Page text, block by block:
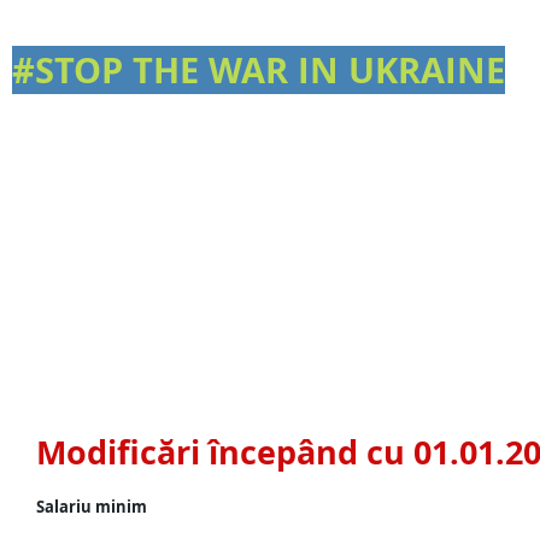
#STOP THE WAR IN UKRAINE
Modificări începând cu
Salariu minim